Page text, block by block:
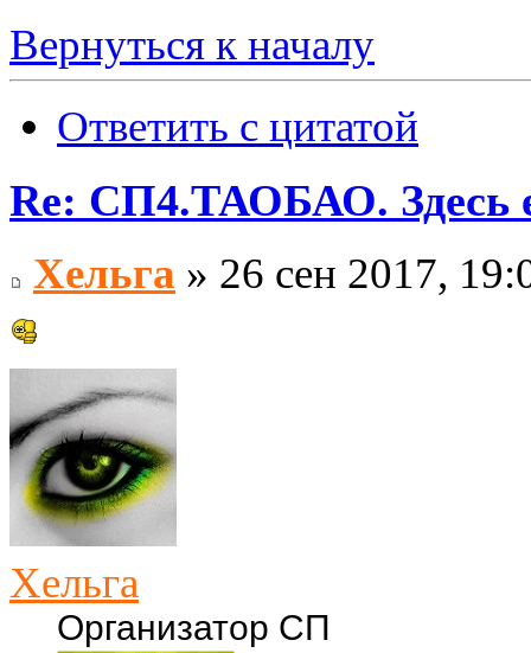
Вернуться к началу
Ответить с цитатой
Re: СП4.ТАОБАО. Здесь
Хельга » 26 сен 2017,
Хельга
Организатор СП